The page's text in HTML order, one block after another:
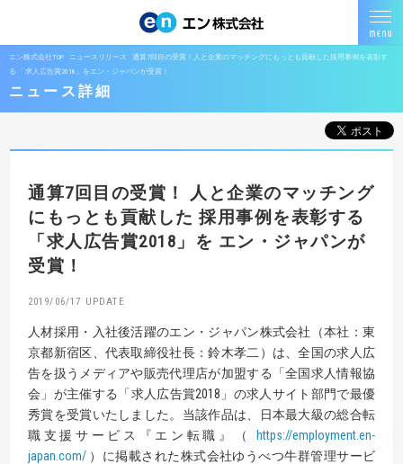
エン株式会社TOP ニュースリリース
通算7回目の受賞！人と企業のマッチングにもっとも貢献した採用事例を表彰す
る 「求人広告賞2018」をエン・ジャパンが受賞！
ニュース詳細
通算7回目の受賞！
人と企業のマッチング
にもっとも貢献した採用事例を表彰する
「求人広告賞2018」を エン・ジャパンが
受賞！
2019/06/17
人材採用・入社後活躍のエン・ジャパン株式会社（本社：東
京都新宿区、代表取締役社長：鈴木孝二）は、全国の求人広
告を扱うメディアや販売代理店が加盟する「全国求人情報協
会」が主催する「求人広告賞2018」の求人サイト部門で最優
秀賞を受賞いたしました。当該作品は、日本最大級の総合転
職支援サービス『エン転職』（ https://employment.en-
japan.com/ ）に掲載された株式会社ゆうべつ牛群管理サービ